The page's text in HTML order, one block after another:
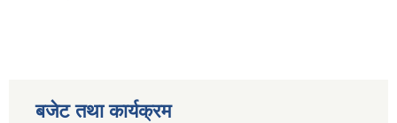
बजेट तथा कार्यक्रम